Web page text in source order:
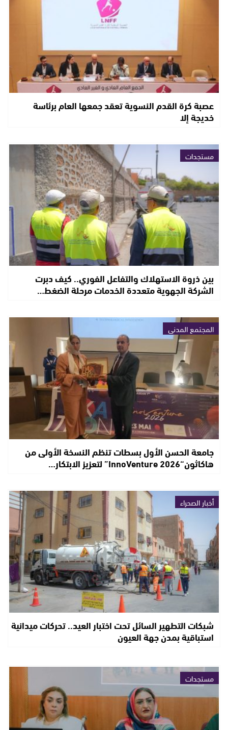
عصبة كرة القدم النسوية تعقد جمعها العام برئاسة
خديجة إلا
مستجدات
بين ذروة الاستهلاك والتفاعل الفوري.. كيف دبرت
الشركة الجهوية متعددة الخدمات مرحلة الضغط…
المجتمع المدني
جامعة الحسن الأول بسطات تنظم النسخة الأولى من
هاكاثون“InnoVenture 2026” لتعزيز الابتكار…
أخبار الصحراء
شبكات التطهير السائل تحت اختبار العيد.. تحركات ميدانية
استباقية بمدن جهة العيون
مستجدات